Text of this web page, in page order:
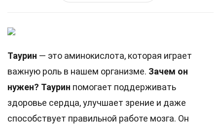
Таурин — это аминокислота, которая играет
важную роль в нашем организме. Зачем он
нужен? Таурин помогает поддерживать
здоровье сердца, улучшает зрение и даже
способствует правильной работе мозга. Он